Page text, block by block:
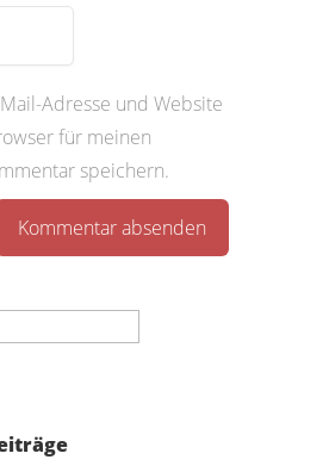
Adresse und Website
für meinen
speichern.